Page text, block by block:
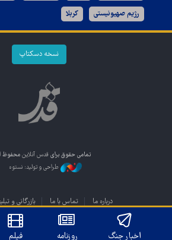
رژیم صهیونیستی کربلا
نسخه دسکتاپ
تمامی حقوق برای قدس آنلاین محفوظ
طراحی و تولید: نستوه
درباره ما تماس با ما بازرگانی و
اخبار جنگ روزنامه فیلم